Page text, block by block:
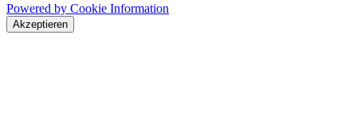
Powered by Cookie Information
Akzeptieren